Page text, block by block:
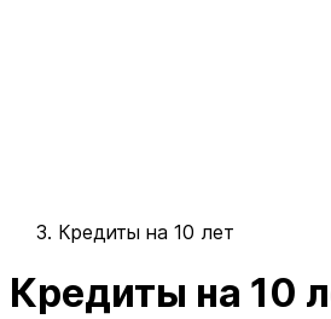
Кредиты на 10 лет
Кредиты на 10